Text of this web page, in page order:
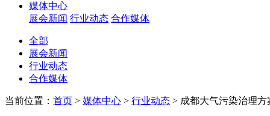
媒体中心
展会新闻 行业动态 合作媒体
全部
展会新闻
行业动态
合作媒体
当前位置： 首页 > 媒体中心 > 行业动态 > 成都大气污染治理方